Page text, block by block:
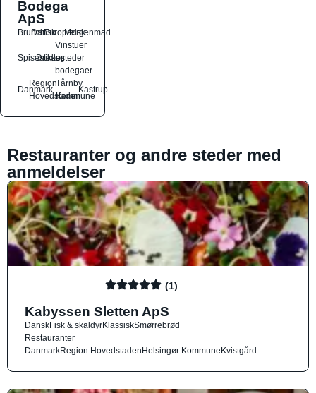
Bodega
ApS
Brunch
DanskEuropæiskMorgenmad
Spisesteder
Drikkesteder
Vinstuer
og
bodegaer
Danmark
Region
Hovedstaden
Tårnby
Kommune
Kastrup
Restauranter og andre steder med
anmeldelser
(1)
Kabyssen Sletten ApS
DanskFisk & skaldyrKlassiskSmørrebrød
Restauranter
DanmarkRegion HovedstadenHelsingør KommuneKvistgård